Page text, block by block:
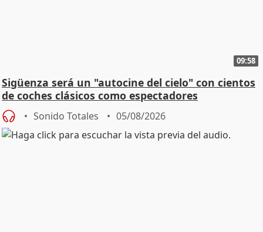
09:58
Sigüenza será un "autocine del cielo" con cientos
de coches clásicos como espectadores
Sonido Totales 05/08/2026